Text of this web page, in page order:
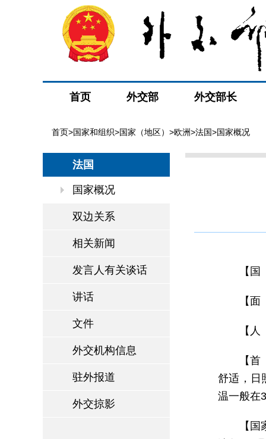
首页 外交部 外交部长
首页>国家和组织>国家（地区） >欧洲>法国>国家概况
法国
国家概况
双边关系
相关新闻
发言人有关谈话
讲话
文件
外交机构信息
驻外报道
外交掠影
【
【
【
【
舒适，日
温一般在
【